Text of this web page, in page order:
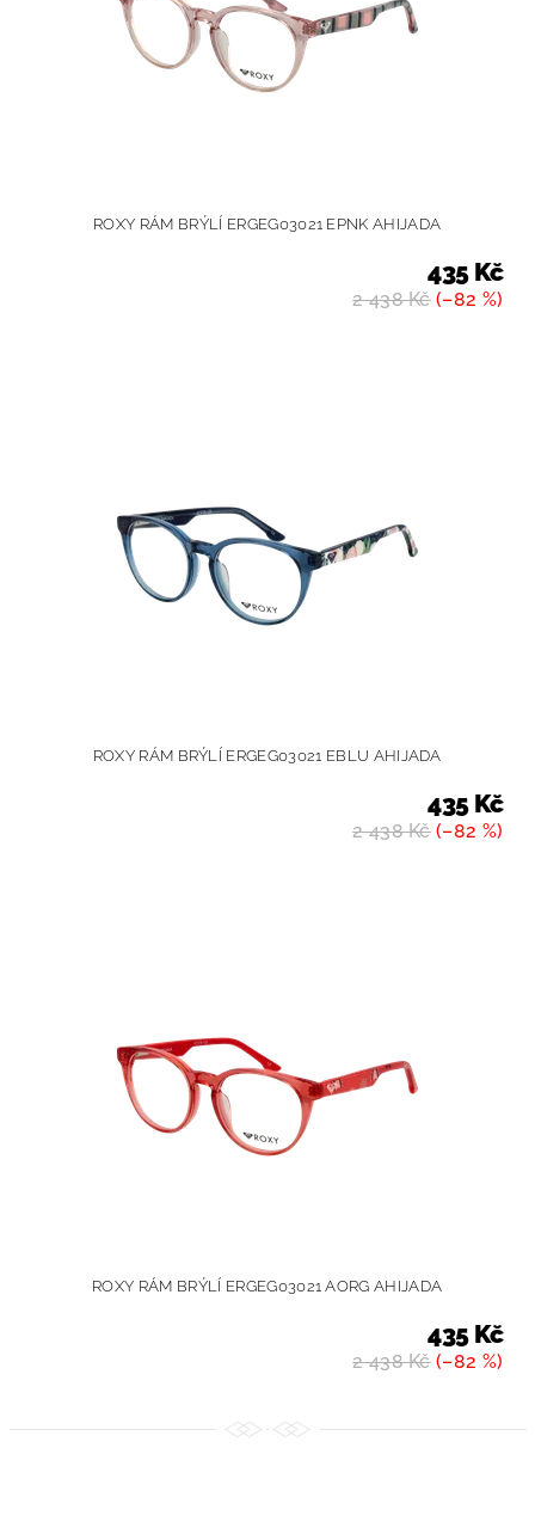
ROXY RÁM BRÝLÍ ERGEG03021 EPNK AHIJADA
2 438 Kč(–82 %)
435 Kč
ROXY RÁM BRÝLÍ ERGEG03021 EBLU AHIJADA
2 438 Kč(–82 %)
435 Kč
ROXY RÁM BRÝLÍ ERGEG03021 AORG AHIJADA
2 438 Kč(–82 %)
435 Kč